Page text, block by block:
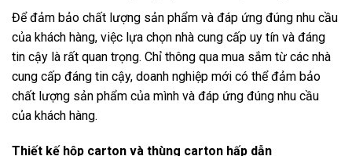
Để đảm bảo chất lượng sản phẩm và đáp ứng đúng nhu cầu
của khách hàng, việc lựa chọn nhà cung cấp uy tín và đáng
tin cậy là rất quan trọng. Chỉ thông qua mua sắm từ các nhà
cung cấp đáng tin cậy, doanh nghiệp mới có thể đảm bảo
chất lượng sản phẩm của mình và đáp ứng đúng nhu cầu
của khách hàng.
Thiết kế hộp carton và thùng carton hấp dẫn